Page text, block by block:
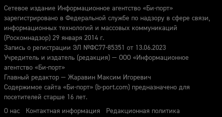
Сетевое издание Информационное агентство «Би-порт»
зарегистрировано в Федеральной службе по надзору в сфере связи,
информационных технологий и массовых коммуникаций
(Роскомнадзор) 29 января 2014 г.
Запись о регистрации ЭЛ №ФС77-85351 от 13.06.2023
Учредитель и издатель (редакция) — ООО «Информационное
агентство «Би-порт»
Главный редактор — Жаравин Максим Игоревич
Содержимое сайта «Би-порт» (b-port.com) предназначено для
посетителей старше 16 лет.
О нас
Контактная информация Редакционная политика